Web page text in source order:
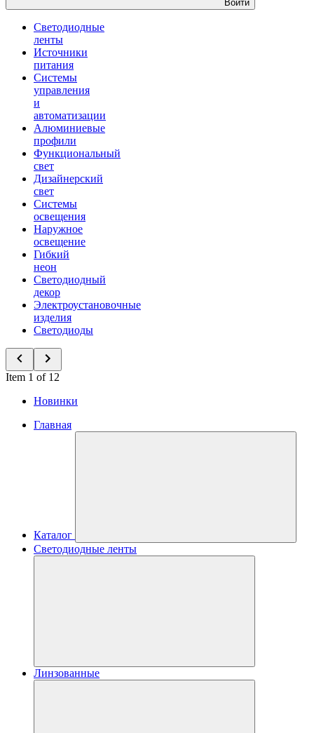
Войти
Светодиодные
ленты
Источники
питания
Системы
управления
и
автоматизации
Алюминиевые
профили
Функциональный
свет
Дизайнерский
свет
Системы
освещения
Наружное
освещение
Гибкий
неон
Светодиодный
декор
Электроустановочные
изделия
Светодиоды
Item 1 of 12
Новинки
Главная
Каталог
Светодиодные ленты
Линзованные